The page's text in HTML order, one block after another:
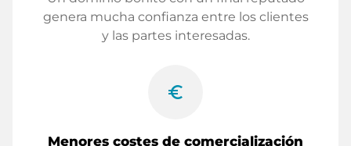
genera mucha confianza entre los clientes
y las partes interesadas.
euro_symbol
Menores costes de comercialización